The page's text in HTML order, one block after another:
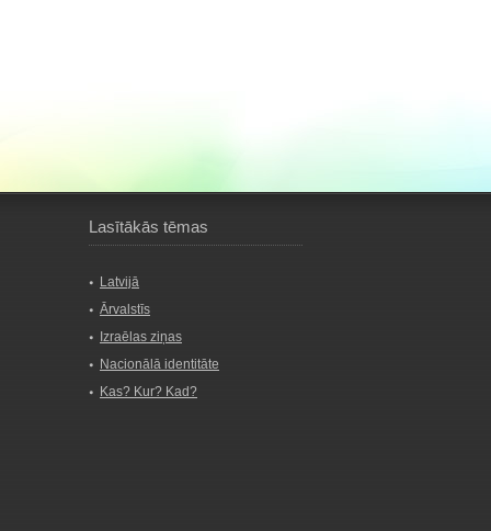
Lasītākās tēmas
Latvijā
Ārvalstīs
Izraēlas ziņas
Nacionālā identitāte
Kas? Kur? Kad?